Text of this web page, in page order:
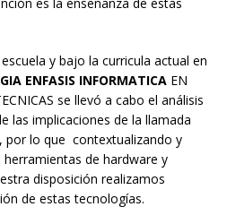
y bajo la curricula actual en
ENFASIS INFORMATICA EN
se llevó a cabo el análisis
las implicaciones de la llamada
por lo que contextualizando y
de hardware y
disposición realizamos
de estas tecnologías.